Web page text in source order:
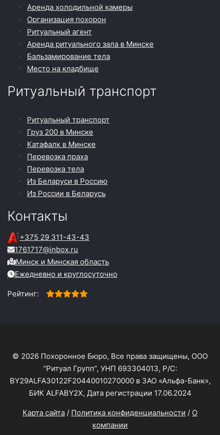
Аренда холодильной камеры
Организация похорон
Ритуальный агент
Аренда ритуального зала в Минске
Бальзамирование тела
Место на кладбище
Ритуальный транспорт
Ритуальный транспорт
Груз 200 в Минске
Катафалк в Минске
Перевозка праха
Перевозка тела
Из Беларуси в Россию
Из России в Беларусь
Контакты
+375 29 311-43-43
1761717@inbox.ru
Минск и Минская область
Ежедневно и круглосуточно
Рейтинг:
© 2026 Похоронное Бюро, Все права защищены, ООО
“Ритуал Групп”, УНП 693304013, Р/С:
BY29ALFA30122F20440010270000 в ЗАО «Альфа-Банк»,
БИК ALFABY2X, Дата регистрации 17.06.2024
Карта сайта / Политика конфиденциальности / О
компании